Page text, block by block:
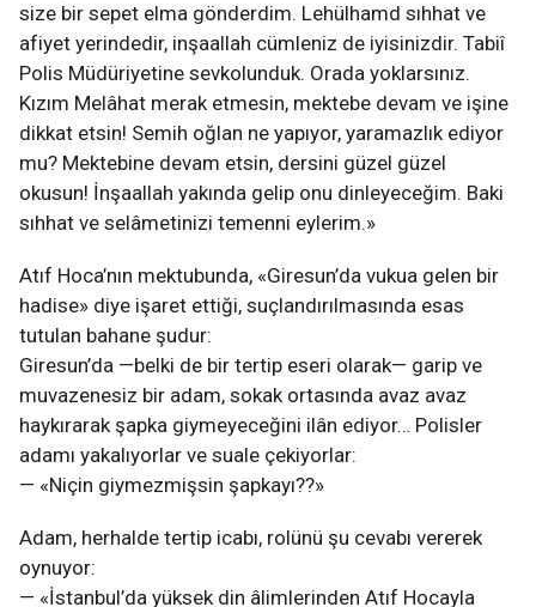
size bir sepet elma gönderdim. Lehülhamd sıhhat ve
afiyet yerindedir, inşaallah cümleniz de iyisinizdir. Tabiî
Polis Müdüriyetine sevkolunduk. Orada yoklarsınız.
Kızım Melâhat merak etmesin, mektebe devam ve işine
dikkat etsin! Semih oğlan ne yapıyor, yaramazlık ediyor
mu? Mektebine devam etsin, dersini güzel güzel
okusun! İnşaallah yakında gelip onu dinleyeceğim. Baki
sıhhat ve selâmetinizi temenni eylerim.»
Atıf Hoca’nın mektubunda, «Giresun’da vukua gelen bir
hadise» diye işaret ettiği, suçlandırılmasında esas
tutulan bahane şudur:
Giresun’da —belki de bir tertip eseri olarak— garip ve
muvazenesiz bir adam, sokak ortasında avaz avaz
haykırarak şapka giymeyeceğini ilân ediyor… Polisler
adamı yakalıyorlar ve suale çekiyorlar:
— «Niçin giymezmişsin şapkayı??»
Adam, herhalde tertip icabı, rolünü şu cevabı vererek
oynuyor:
— «İstanbul’da yüksek din âlimlerinden Atıf Hocayla